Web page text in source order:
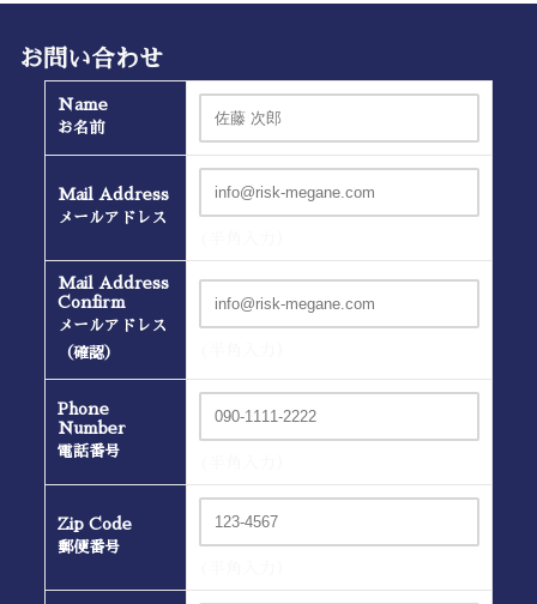
お問い合わせ
Name
お名前
Mail Address
メールアドレス
Mail Address
Confirm
メールアドレス
（確認）
Phone
Number
電話番号
Zip Code
郵便番号